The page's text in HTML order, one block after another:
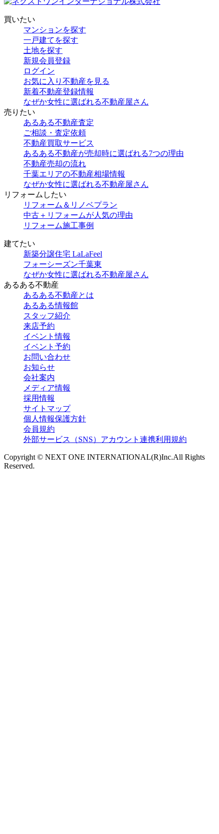
買いたい
マンションを探す
一戸建てを探す
土地を探す
新規会員登録
ログイン
お気に入り不動産を見る
新着不動産登録情報
なぜか女性に選ばれる不動産屋さん
売りたい
あるある不動産査定
ご相談・査定依頼
不動産買取サービス
あるある不動産が売却時に選ばれる7つの理由
不動産売却の流れ
千葉エリアの不動産相場情報
なぜか女性に選ばれる不動産屋さん
リフォームしたい
リフォーム＆リノベプラン
中古＋リフォームが人気の理由
リフォーム施工事例
建てたい
新築分譲住宅 LaLaFeel
フォーシーズン千葉東
なぜか女性に選ばれる不動産屋さん
あるある不動産
あるある不動産とは
あるある情報館
スタッフ紹介
来店予約
イベント情報
イベント予約
お問い合わせ
お知らせ
会社案内
メディア情報
採用情報
サイトマップ
個人情報保護方針
会員規約
外部サービス（SNS）アカウント連携利用規約
Copyright © NEXT ONE INTERNATIONAL(R)Inc.All Rights
Reserved.